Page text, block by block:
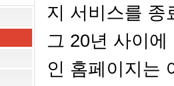
지 서비스를 종
그 20년 사이
인 홈페이지는